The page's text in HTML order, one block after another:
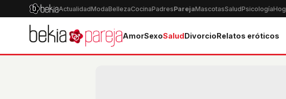
ActualidadModaBellezaCocinaPadresParejaMascotasSaludPsicología
AmorSexoSaludDivorcioRelatos eróticos